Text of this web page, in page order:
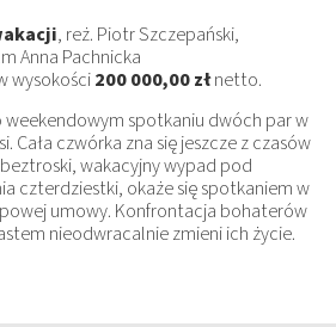
, reż. Piotr Szczepański,
Anna Pachnicka
wysokości200 000,00 złnetto.
spotkaniu dwóch par w
Cała czwórka zna się jeszcze z czasów
wakacyjny wypad pod
czterdziestki, okaże się spotkaniem w
umowy. Konfrontacja bohaterów
nieodwracalnie zmieni ich życie.